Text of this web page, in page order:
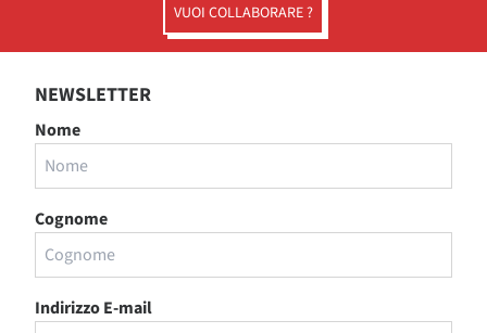
VUOI COLLABORARE ?
NEWSLETTER
Nome
Cognome
Indirizzo E-mail